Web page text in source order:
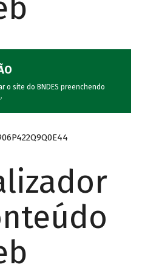
o site do BNDES preenchendo
.